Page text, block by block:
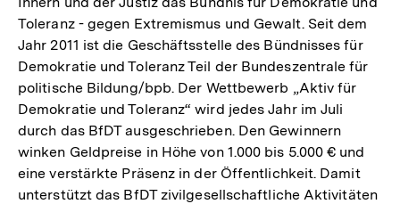
Toleranz - gegen Extremismus und Gewalt. Seit dem
Jahr 2011 ist die Geschäftsstelle des Bündnisses für
Demokratie und Toleranz Teil der Bundeszentrale für
politische Bildung/bpb. Der Wettbewerb „Aktiv für
Demokratie und Toleranz“ wird jedes Jahr im Juli
durch das BfDT ausgeschrieben. Den Gewinnern
winken Geldpreise in Höhe von 1.000 bis 5.000 € und
eine verstärkte Präsenz in der Öffentlichkeit. Damit
unterstützt das BfDT zivilgesellschaftliche Aktivitäten